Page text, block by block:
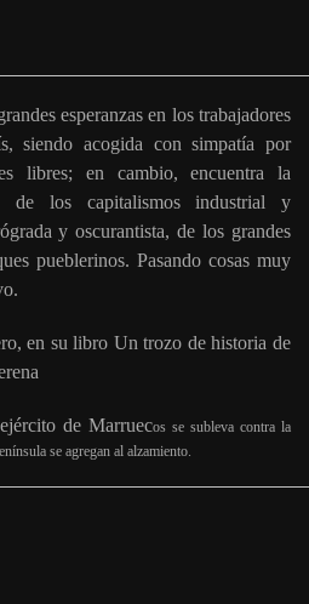
esperanzas en los trabajadores
siendo acogida con simpatía por
libres; en cambio, encuentra la
de los capitalismos industrial y
y oscurantista, de los grandes
pueblerinos. Pasando cosas muy
en su libro Un trozo de historia de
de Marruecos se subleva contra la
se agregan al alzamiento.